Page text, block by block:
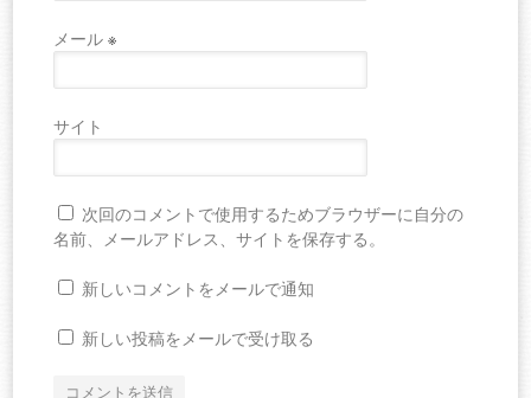
メール※
サイト
次回のコメントで使用するためブラウザーに自分の
名前、メールアドレス、サイトを保存する。
新しいコメントをメールで通知
新しい投稿をメールで受け取る